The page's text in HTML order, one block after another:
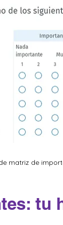
matriz de
tu